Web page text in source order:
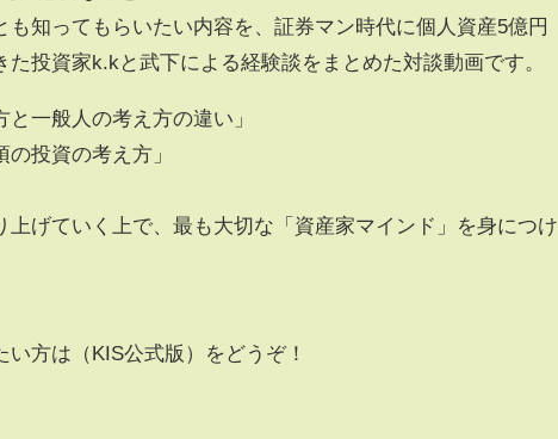
も知ってもらいたい内容を、証券マン時代に個人資産5億円
た投資家k.kと武下による経験談をまとめた対談動画です。
と一般人の考え方の違い」
の投資の考え方」
上げていく上で、最も大切な「資産家マインド」を身につけ
方は（KIS公式版）をどうぞ！